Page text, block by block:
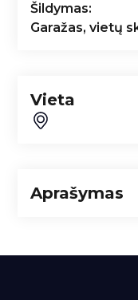
Šildymas:
Garažas, vietų
Vieta
Aprašymas